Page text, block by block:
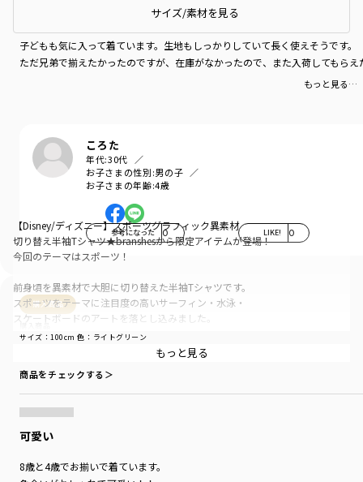
子どもも気に入って着ています。生地もしっかりしていて長く使えそうです。
ただ兄弟で揃えたかったのですが、在庫がなかったので、また入荷してもらえ
もっと見る…
ころた
年代:30代
お子さまの性別:男の子
お子さまの年齢:4歳
参考になった 0 LIKE! 0
購入商品
：やや薄い 着替えやすさ
サイズ：100cm 色：ライトグリーン
商品をチェックする＞
可愛い
8歳と4歳でお揃いで着ています。
サイズ/素材を見る
【Disney/ディズニー】スポーツグラフィック異素材
切り替え半袖Tシャツ★branshesから限定アイテムが登場！
今回のテーマはスポーツ！
前身頃を異素材で大胆に切り替えた半袖Tシャツです。
スポーツをテーマに注目度の高いサーフィン・水泳・
スケートボードのアートを落とし込みました。
切り替えの部分がアートに躍動感を与えており、
与えてくれます〇
この夏、注目しているスポーツはありますか？
もっと見る